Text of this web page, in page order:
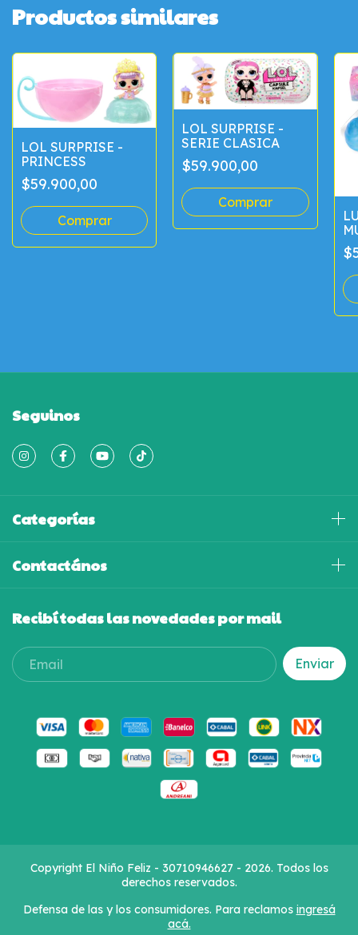
Productos similares
LOL SURPRISE -
PRINCESS
$59.900,00
LOL SURPRISE -
SERIE CLASICA
$59.900,00
Seguinos
Categorías
Contactános
Recibí todas las novedades por mail
Copyright El Niño Feliz - 30710946627 - 2026. Todos los
derechos reservados.
Defensa de las y los consumidores. Para reclamos ingresá
acá.